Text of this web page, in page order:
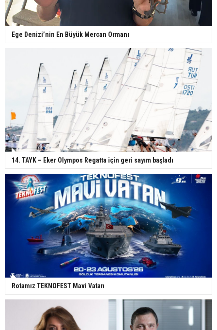
Ege Denizi’nin En Büyük Mercan Ormanı
14. TAYK – Eker Olympos Regatta için geri sayım başladı
Rotamız TEKNOFEST Mavi Vatan